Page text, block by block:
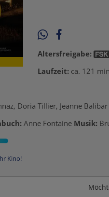
Altersfreigabe:
Laufzeit: ca. 121
Doria Tillier, Jeanne Balibar
Anne Fontaine Musik:
Kino!